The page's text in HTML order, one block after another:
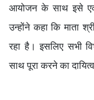
आयोजन के साथ इसे एक
उन्होंने कहा कि माता
रहा है। इसलिए सभी
साथ पूरा करने का